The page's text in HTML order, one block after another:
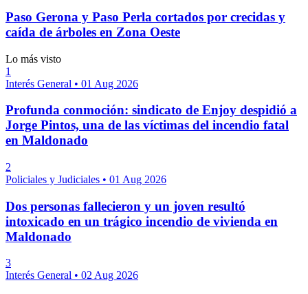
Paso Gerona y Paso Perla cortados por crecidas y
caída de árboles en Zona Oeste
Lo más visto
1
Interés General • 01 Aug 2026
Profunda conmoción: sindicato de Enjoy despidió a
Jorge Pintos, una de las víctimas del incendio fatal
en Maldonado
2
Policiales y Judiciales • 01 Aug 2026
Dos personas fallecieron y un joven resultó
intoxicado en un trágico incendio de vivienda en
Maldonado
3
Interés General • 02 Aug 2026